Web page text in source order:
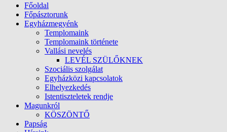
Főoldal
Főpásztorunk
Egyházmegyénk
Templomaink
Templomaink története
Vallási nevelés
LEVÉL SZÜLŐKNEK
Szociális szolgálat
Egyházközi kapcsolatok
Elhelyezkedés
Istentiszteletek rendje
Magunkról
KÖSZÖNTŐ
Papság